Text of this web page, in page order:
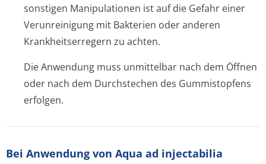
sonstigen Manipulationen ist auf die Gefahr einer
Verunreinigung mit Bakterien oder anderen
Krankheitserregern zu achten.
Die Anwendung muss unmittelbar nach dem Öffnen
oder nach dem Durchstechen des Gummistopfens
erfolgen.
Bei Anwendung von Aqua ad injectabilia